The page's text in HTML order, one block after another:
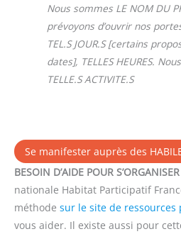
Nous sommes LE NOM DU
prévoyons d’ouvrir nos portes
TEL.S JOUR.S [certains
dates], TELLES HEURES.
TELLE.S ACTIVITE.S
Se manifester auprès des
BESOIN D’AIDE POUR
nationale Habitat Participatif
méthode sur le site de ressources
vous aider. Il existe aussi pour